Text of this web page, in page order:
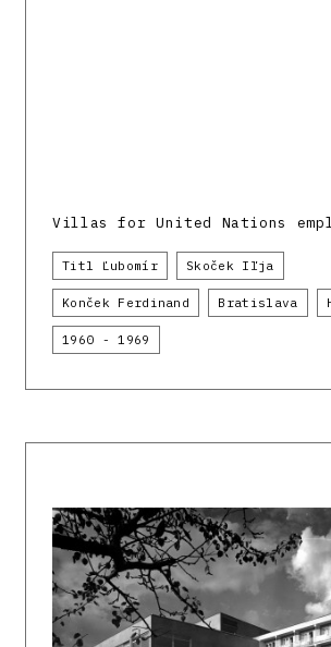
Villas for United Nations
Titl Ľubomír Skoček Iľja
Konček Ferdinand Bratislava
1960 - 1969